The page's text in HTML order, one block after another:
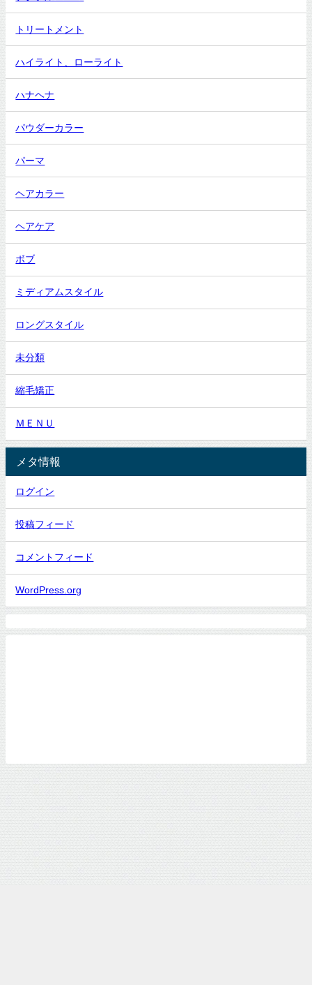
トリートメント
ハイライト、ローライト
ハナヘナ
パウダーカラー
パーマ
ヘアカラー
ヘアケア
ボブ
ミディアムスタイル
ロングスタイル
未分類
縮毛矯正
ＭＥＮＵ
メタ情報
ログイン
投稿フィード
コメントフィード
WordPress.org